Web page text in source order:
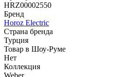
HRZ00002550
Бренд
Horoz Electric
Страна бренда
Турция
Товар в Шоу-Руме
Нет
Коллекция
Weber